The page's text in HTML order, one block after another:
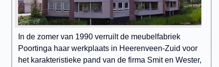
In de zomer van 1990 verruilt de meubelfabriek
Poortinga haar werkplaats in Heerenveen-Zuid voor
het karakteristieke pand van de firma Smit en Wester,